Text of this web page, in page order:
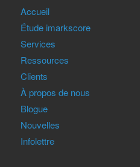
Accueil
Étude imarkscore
Services
Ressources
Clients
À propos de nous
Blogue
Nouvelles
Infolettre